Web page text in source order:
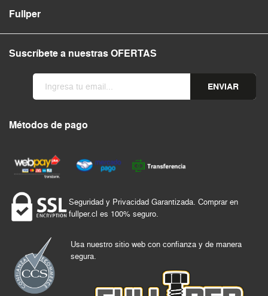
Fullper
Suscríbete a nuestras OFERTAS
ENVIAR
Métodos de pago
Seguridad y Privacidad Garantizada. Comprar en
fullper.cl es 100% seguro.
Usa nuestro sitio web con confianza y de manera
segura.